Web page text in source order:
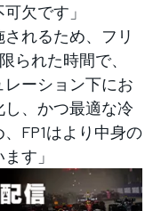
欠です」
れるため、フリ
られた時間で、
ーション下にお
、かつ最適な冷
FP1はより中身の
す」